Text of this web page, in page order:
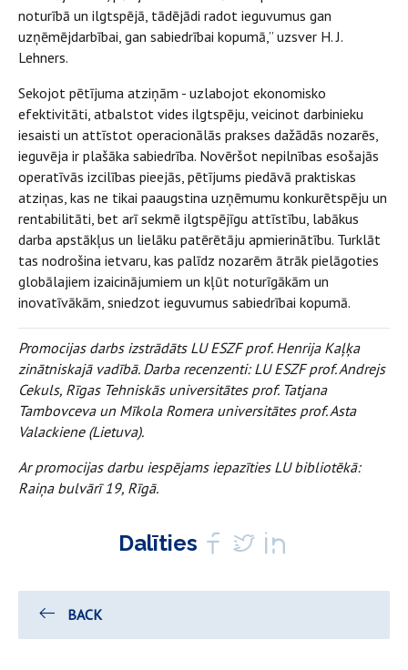
noturībā un ilgtspējā, tādējādi radot ieguvumus gan
uzņēmējdarbībai, gan sabiedrībai kopumā,” uzsver H. J.
Lehners.
Sekojot pētījuma atziņām - uzlabojot ekonomisko
efektivitāti, atbalstot vides ilgtspēju, veicinot darbinieku
iesaisti un attīstot operacionālās prakses dažādās nozarēs,
ieguvēja ir plašāka sabiedrība. Novēršot nepilnības esošajās
operatīvās izcilības pieejās, pētījums piedāvā praktiskas
atziņas, kas ne tikai paaugstina uzņēmumu konkurētspēju un
rentabilitāti, bet arī sekmē ilgtspējīgu attīstību, labākus
darba apstākļus un lielāku patērētāju apmierinātību. Turklāt
tas nodrošina ietvaru, kas palīdz nozarēm ātrāk pielāgoties
globālajiem izaicinājumiem un kļūt noturīgākām un
inovatīvākām, sniedzot ieguvumus sabiedrībai kopumā.
Promocijas darbs izstrādāts LU ESZF prof. Henrija Kaļķa
zinātniskajā vadībā. Darba recenzenti: LU ESZF prof. Andrejs
Cekuls, Rīgas Tehniskās universitātes prof. Tatjana
Tambovceva un Mīkola Romera universitātes prof. Asta
Valackiene (Lietuva).
Ar promocijas darbu iespējams iepazīties LU bibliotēkā:
Raiņa bulvārī 19, Rīgā.
Dalīties
BACK